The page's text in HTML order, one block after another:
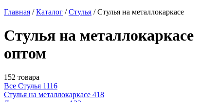
Главная /Каталог /Стулья /Стулья на металлокаркасе
Стулья на металлокаркасе
оптом
152 товара
Все Стулья 1116
Стулья на металлокаркасе 418